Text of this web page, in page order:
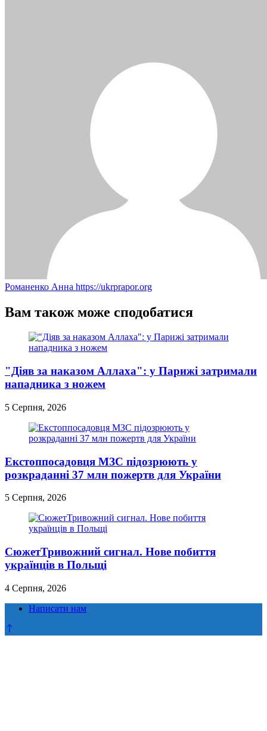
Романенко Анна https://ukrprapor.org
Вам також може сподобатися
"Діяв за наказом Аллаха": у Парижі затримали
нападника з ножем
5 Серпня, 2026
Екстоппосадовця МЗС підозрюють у
розкраданні 37 млн пожертв для України
5 Серпня, 2026
СюжетТривожний сигнал. Нове побиття
українців в Польщі
4 Серпня, 2026
Написати нам
Прокрутка
до